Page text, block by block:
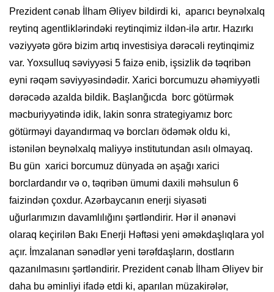
Prezident cənab İlham Əliyev bildirdi ki, aparıcı beynəlxalq
reytinq agentliklərindəki reytinqimiz ildən-ilə artır. Hazırkı
vəziyyətə görə bizim artıq investisiya dərəcəli reytinqimiz
var. Yoxsulluq səviyyəsi 5 faizə enib, işsizlik də təqribən
eyni rəqəm səviyyəsindədir. Xarici borcumuzu əhəmiyyətli
dərəcədə azalda bildik. Başlanğıcda borc götürmək
məcburiyyətində idik, lakin sonra strategiyamız borc
götürməyi dayandırmaq və borcları ödəmək oldu ki,
istənilən beynəlxalq maliyyə institutundan asılı olmayaq.
Bu gün xarici borcumuz dünyada ən aşağı xarici
borclardandır və o, təqribən ümumi daxili məhsulun 6
faizindən çoxdur. Azərbaycanın enerji siyasəti
uğurlarımızın davamlılığını şərtləndirir. Hər il ənənəvi
olaraq keçirilən Bakı Enerji Həftəsi yeni əməkdaşlıqlara yol
açır. İmzalanan sənədlər yeni tərəfdaşların, dostların
qazanılmasını şərtləndirir. Prezident cənab İlham Əliyev bir
daha bu əminliyi ifadə etdi ki, aparılan müzakirələr,